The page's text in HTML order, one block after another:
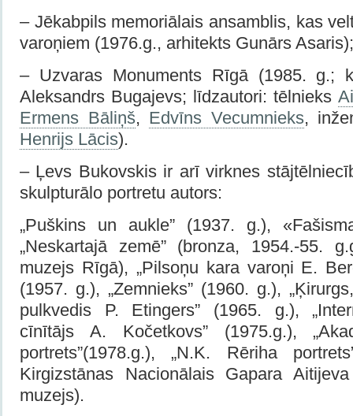
– Jēkabpils memoriālais ansamblis, kas
varoņiem (1976.g., arhitekts Gunārs Asaris);
– Uzvaras Monuments Rīgā (1985. g.;
Aleksandrs Bugajevs; līdzautori: tēlnieks
Ermens Bāliņš, Edvīns Vecumnieks,
Henrijs Lācis).
– Ļevs Bukovskis ir arī virknes
skulpturālo portretu autors:
„Puškins un aukle” (1937. g.),
„Neskartajā zemē”
(bronza, 1954.-55.
muzejs Rīgā), „Pilsoņu kara varoņi E.
(1957. g.), „Zemnieks” (1960. g.),
pulkvedis P. Etingers” (1965. g.),
cīnītājs A. Kočetkovs” (1975.g.),
portrets”(1978.g.), „N.K. Rēriha
Kirgizstānas Nacionālais Gapara
muzejs).